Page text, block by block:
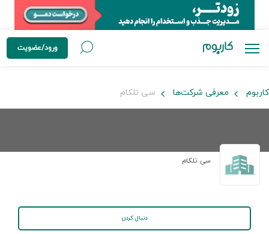
ورود/عضویت
کاربوم معرفی شرکت‌ها سی تلکام
سی تلکام
دنبال کردن